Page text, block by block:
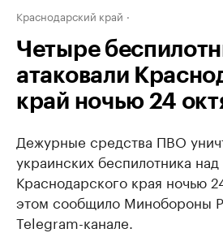
Краснодарский край
Четыре
атаковали
край ночью 24
Дежурные средства ПВО
украинских беспилотника
Краснодарского края ночью
этом сообщило Минобороны
Telegram-канале.